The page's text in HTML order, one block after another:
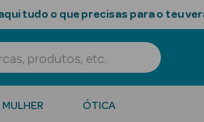
tudo o que precisas para o teu
ÓTICA